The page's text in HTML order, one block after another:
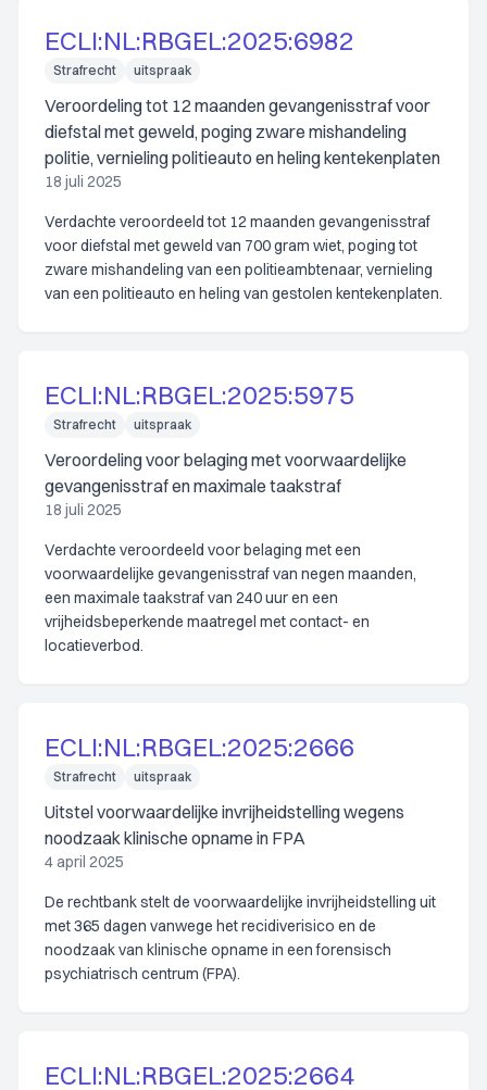
ECLI:NL:RBGEL:2025:6982
Strafrecht uitspraak
Veroordeling tot 12 maanden gevangenisstraf voor
diefstal met geweld, poging zware mishandeling
politie, vernieling politieauto en heling kentekenplaten
18 juli 2025
Verdachte veroordeeld tot 12 maanden gevangenisstraf
voor diefstal met geweld van 700 gram wiet, poging tot
zware mishandeling van een politieambtenaar, vernieling
van een politieauto en heling van gestolen kentekenplaten.
ECLI:NL:RBGEL:2025:5975
Strafrecht uitspraak
Veroordeling voor belaging met voorwaardelijke
gevangenisstraf en maximale taakstraf
18 juli 2025
Verdachte veroordeeld voor belaging met een
voorwaardelijke gevangenisstraf van negen maanden,
een maximale taakstraf van 240 uur en een
vrijheidsbeperkende maatregel met contact- en
locatieverbod.
ECLI:NL:RBGEL:2025:2666
Strafrecht uitspraak
Uitstel voorwaardelijke invrijheidstelling wegens
noodzaak klinische opname in FPA
4 april 2025
De rechtbank stelt de voorwaardelijke invrijheidstelling uit
met 365 dagen vanwege het recidiverisico en de
noodzaak van klinische opname in een forensisch
psychiatrisch centrum (FPA).
ECLI:NL:RBGEL:2025:2664